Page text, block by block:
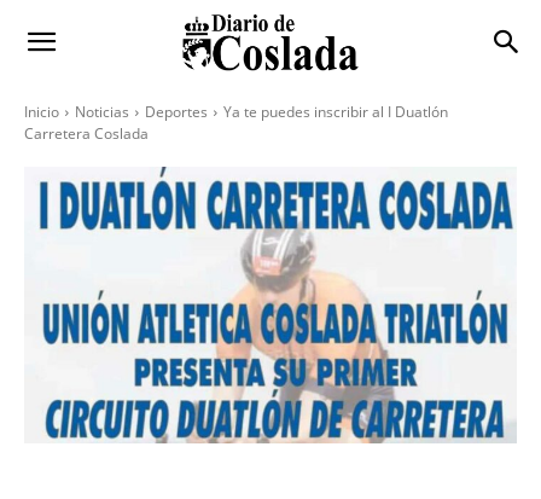
Inicio Noticias Deportes
Ya te puedes inscribir al I Duatlón
Carretera Coslada